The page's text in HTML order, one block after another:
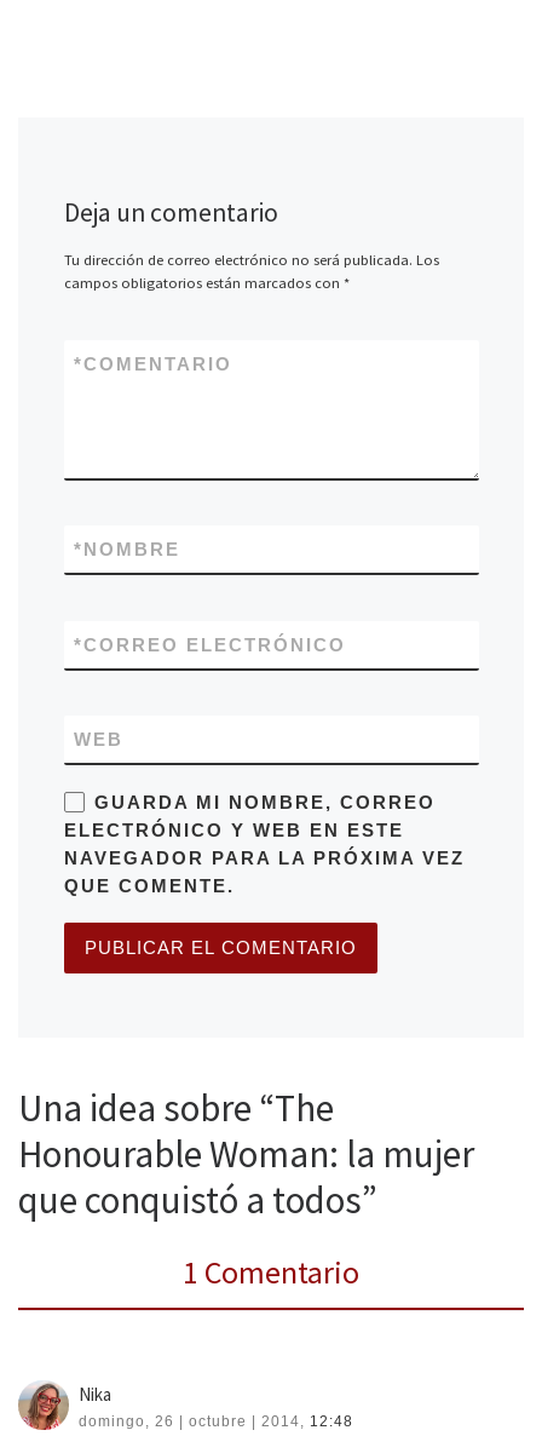
Deja un comentario
Tu dirección de correo electrónico no será publicada. Los
campos obligatorios están marcados con *
COMENTARIO
*
NOMBRE
*
CORREO ELECTRÓNICO
*
WEB
GUARDA MI NOMBRE, CORREO
ELECTRÓNICO Y WEB EN ESTE
NAVEGADOR PARA LA PRÓXIMA VEZ
QUE COMENTE.
Una idea sobre “The
Honourable Woman: la mujer
que conquistó a todos”
1 Comentario
Nika
domingo, 26 | octubre | 2014, 12:48